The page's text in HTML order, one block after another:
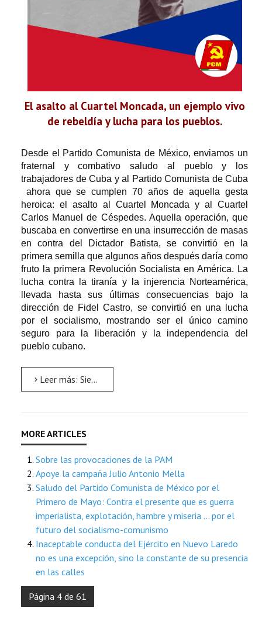
El asalto al Cuartel Moncada, un ejemplo vivo
de rebeldía y lucha para los pueblos.
Desde el Partido Comunista de México, enviamos un
fraternal y combativo saludo al pueblo y los
trabajadores de Cuba y al Partido Comunista de Cuba
ahora que se cumplen 70 años de aquella gesta
heroica: el asalto al Cuartel Moncada y al Cuartel
Carlos Manuel de Céspedes. Aquella operación, que
buscaba en convertirse en una insurrección de masas
en contra del Dictador Batista, se convirtió en la
primera semilla que algunos años después daría como
fruto la primera Revolución Socialista en América. La
lucha contra la tiranía y la injerencia Norteamérica,
llevada hasta sus últimas consecuencias bajo la
dirección de Fidel Castro, se convirtió en una lucha
por el socialismo, mostrando ser el único camino
seguro para la liberación y la independencia del
pueblo cubano.
Leer más: Siempre es 26
Sobre las provocaciones de la PAM
Apoye la campaña Julio Antonio Mella
Saludo del Partido Comunista de México por el
Primero de Mayo: Contra el presente que es guerra
imperialista, explotación, hambre y miseria … por el
futuro del socialismo-comunismo
Inaceptable conducta del Ejército en Nuevo Laredo
no es una excepción, sino la constante de su presencia
en las calles
Página 4 de 61